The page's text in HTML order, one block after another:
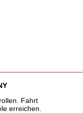
Fahrt
erreichen.